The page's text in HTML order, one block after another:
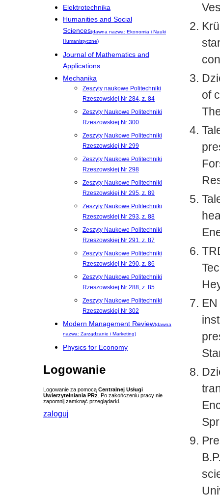
Elektrotechnika
Humanities and Social
Sciences(dawna nazwa: Ekonomia i Nauki
Humanistyczne)
Journal of Mathematics and
Applications
Mechanika
Zeszyty naukowe Politechniki
Rzeszowskiej Nr 284, z. 84
Zeszyty Naukowe Politechniki
Rzeszowskiej Nr 300
Zeszyty Naukowe Politechniki
Rzeszowskiej Nr 299
Zeszyty Naukowe Politechniki
Rzeszowskiej Nr 298
Zeszyty Naukowe Politechniki
Rzeszowskiej Nr 295, z. 89
Zeszyty Naukowe Politechniki
Rzeszowskiej Nr 293, z. 88
Zeszyty Naukowe Politechniki
Rzeszowskiej Nr 291, z. 87
Zeszyty Naukowe Politechniki
Rzeszowskiej Nr 290, z. 86
Zeszyty Naukowe Politechniki
Rzeszowskiej Nr 288, z. 85
Zeszyty Naukowe Politechniki
Rzeszowskiej Nr 302
Modern Management Review(dawna
nazwa: Zarządzanie i Marketing)
Physics for Economy
Logowanie
Logowanie za pomocą Centralnej Usługi
Uwierzytelniania PRz . Po zakończeniu pracy nie
zapomnij zamknąć przeglądarki.
zaloguj
of